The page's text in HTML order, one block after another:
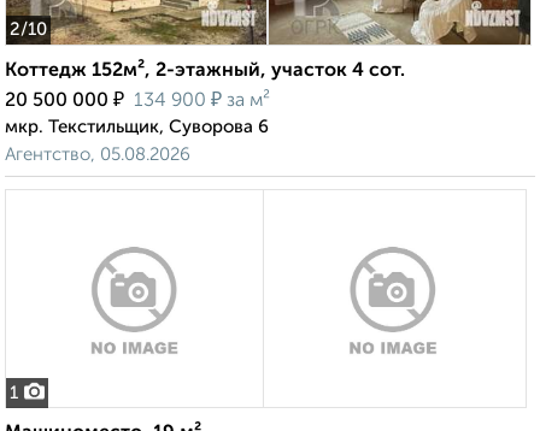
2/10
Коттедж 152м², 2-этажный, участок 4 сот.
20 500 000 ₽ 134 900 ₽ за м²
мкр. Текстильщик, Суворова 6
Агентство, 05.08.2026
1